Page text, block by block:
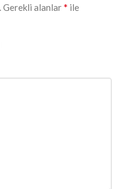
Gerekli alanlar* ile